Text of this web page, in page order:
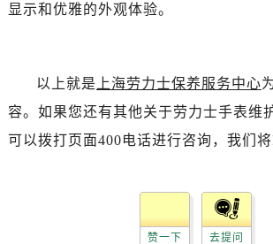
显示和优雅的外观体验。
以上就是 上海劳力士保养服务中心
容。如果您还有其他关于劳力士手表维
可以拨打页面400电话进行咨询，我们将
赞一下 去提问